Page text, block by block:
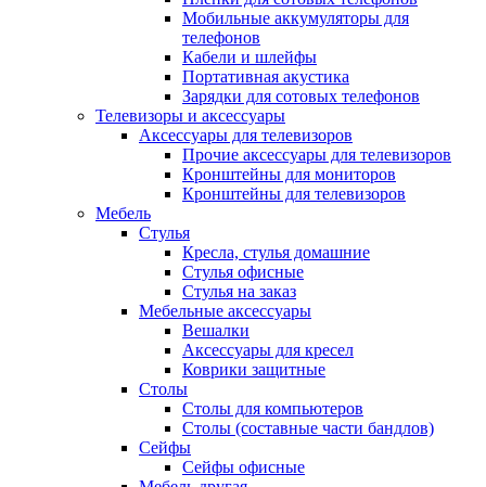
Мобильные аккумуляторы для
телефонов
Кабели и шлейфы
Портативная акустика
Зарядки для сотовых телефонов
Телевизоры и аксессуары
Аксессуары для телевизоров
Прочие аксессуары для телевизоров
Кронштейны для мониторов
Кронштейны для телевизоров
Мебель
Стулья
Кресла, стулья домашние
Стулья офисные
Стулья на заказ
Мебельные аксессуары
Вешалки
Аксессуары для кресел
Коврики защитные
Столы
Столы для компьютеров
Столы (составные части бандлов)
Сейфы
Сейфы офисные